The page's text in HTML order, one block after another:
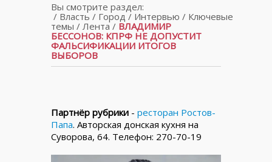
Вы смотрите раздел:
/ Власть / Город / Интервью / Ключевые
темы / Лента / ВЛАДИМИР
БЕССОНОВ: КПРФ НЕ ДОПУСТИТ
ФАЛЬСИФИКАЦИИ ИТОГОВ
ВЫБОРОВ
Партнёр рубрики - ресторан Ростов-
Папа. Авторская донская кухня на
Суворова, 64. Телефон: 270-70-19